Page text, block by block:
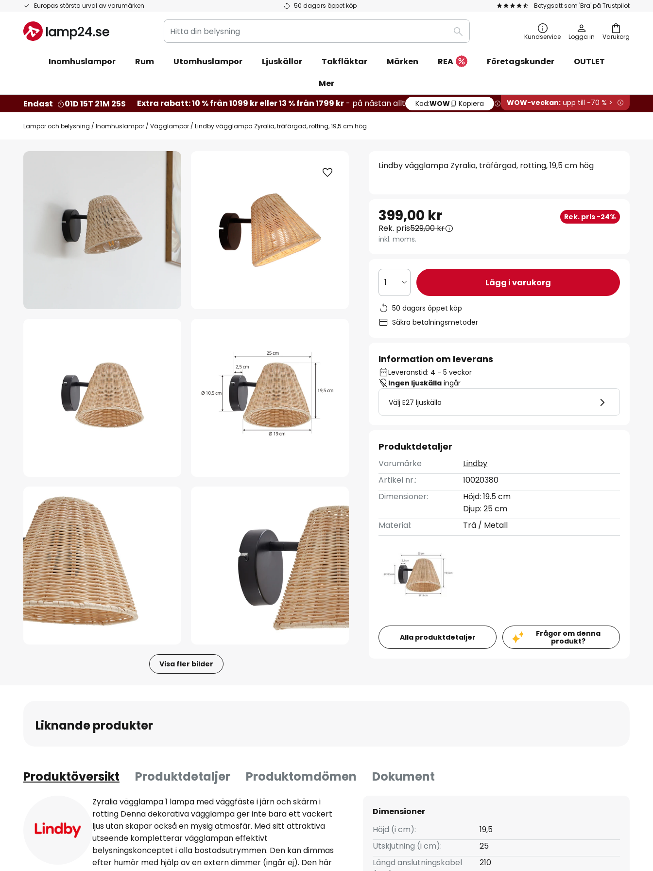
Europas största urval av varumärken 50 dagars öppet köp Betygsatt som 'Bra' på Trustpilot
Hoppa
innehållet
Varukorg
Hitta
din
Sök Kundservice Logga in
Inomhuslampor Rum Utomhuslampor Ljuskällor Takfläktar Märken REA Företagskunder
OUTLET
Mer
Endast
01D 15T 21M 24S Extra rabatt: 10 % från 1099 kr eller 13 % från 1799 kr - på nästan allt Kod:WOW Kopiera WOW-veckan: upp till -70 % >
Lampor och belysning Inomhuslampor Vägglampor Lindby vägglampa Zyralia, träfärgad, rotting, 19,5 cm hög
Hoppa
bildgalleriet
Visa fler bilder
bildgalleriet
Lindby vägglampa Zyralia, träfärgad, rotting, 19,5 cm hög
399,00 kr Rek. pris -24%
Rek. pris529,00 kr
inkl. moms.
1 Lägg i varukorg
50 dagars öppet köp
Säkra betalningsmetoder
Information om leverans
Leveranstid: 4 - 5 veckor
Ingen ljuskälla ingår
Välj E27 ljuskälla
Produktdetaljer
Varumärke
Lindby
Artikel nr.:
10020380
Dimensioner:
Höjd: 19.5 cm
Djup: 25 cm
Material:
Trä / Metall
Alla produktdetaljer
Frågor om denna
produkt?
Liknande produkter
Produktöversikt Produktdetaljer Produktomdömen Dokument
Zyralia vägglampa 1 lampa med väggfäste i järn och skärm i
rotting Denna dekorativa vägglampa ger inte bara ett vackert
ljus utan skapar också en mysig atmosfär. Med sitt attraktiva
utseende kompletterar vägglampan effektivt
belysningskonceptet i alla bostadsutrymmen. Den kan dimmas
efter humör med hjälp av en extern dimmer (ingår ej). Den här
Dimensioner
Höjd (i cm):
19,5
Utskjutning (i cm):
25
Längd anslutningskabel
210